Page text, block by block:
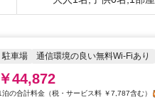
駐車場 通信環境の良い無料Wi-Fiあり
￥44,872
税・サービス料 ￥7,787含む